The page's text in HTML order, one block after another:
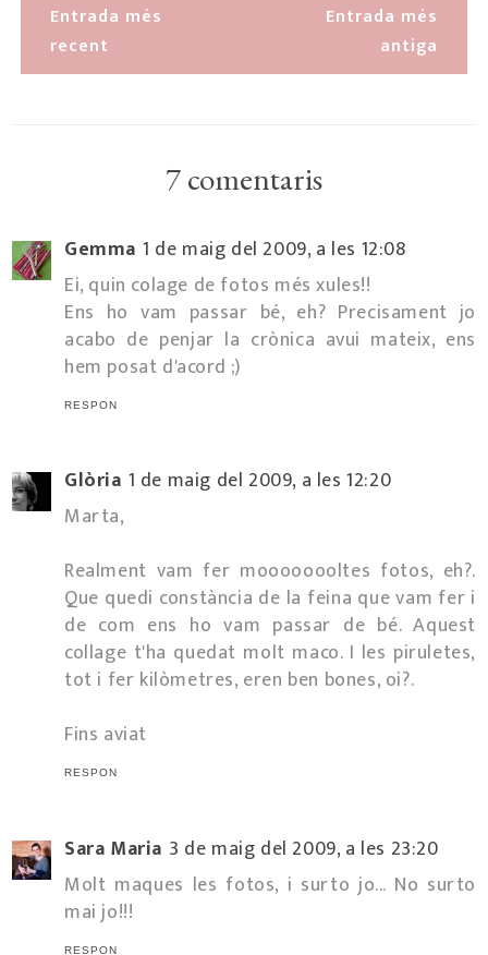
Entrada més
recent
Entrada més
antiga
7 comentaris
Gemma 1 de maig del 2009, a les 12:08
Ei, quin colage de fotos més xules!!
Ens ho vam passar bé, eh? Precisament jo
acabo de penjar la crònica avui mateix, ens
hem posat d'acord ;)
RESPON
Glòria 1 de maig del 2009, a les 12:20
Marta,
Realment vam fer moooooooltes fotos, eh?.
Que quedi constància de la feina que vam fer i
de com ens ho vam passar de bé. Aquest
collage t'ha quedat molt maco. I les piruletes,
tot i fer kilòmetres, eren ben bones, oi?.
Fins aviat
RESPON
Sara Maria 3 de maig del 2009, a les 23:20
Molt maques les fotos, i surto jo... No surto
mai jo!!!
RESPON